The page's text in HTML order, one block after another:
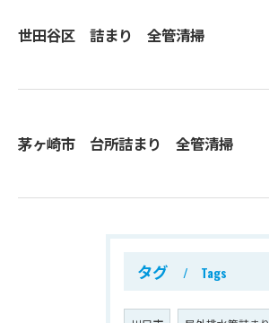
世田谷区 詰まり 全管清掃
茅ヶ崎市 台所詰まり 全管清掃
タグ Tags